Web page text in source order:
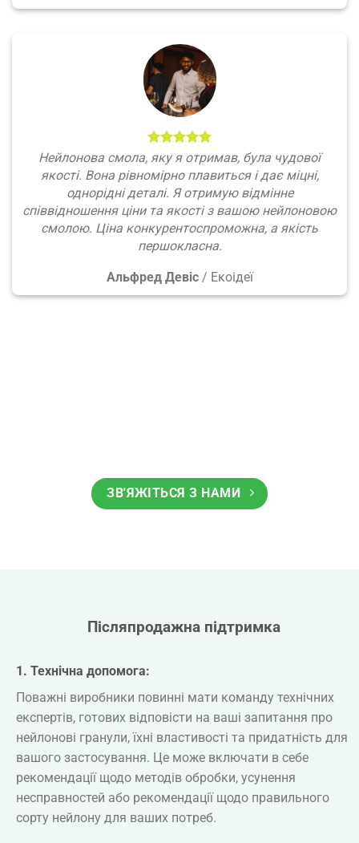
Нейлонова смола, яку я отримав, була чудової
якості. Вона рівномірно плавиться і дає міцні,
однорідні деталі. Я отримую відмінне
співвідношення ціни та якості з вашою нейлоновою
смолою. Ціна конкурентоспроможна, а якість
першокласна.
Альфред Девіс / Екоідеї
ЗВ'ЯЖІТЬСЯ З НАМИ
Післяпродажна підтримка
1. Технічна допомога:
Поважні виробники повинні мати команду технічних
експертів, готових відповісти на ваші запитання про
нейлонові гранули, їхні властивості та придатність для
вашого застосування. Це може включати в себе
рекомендації щодо методів обробки, усунення
несправностей або рекомендації щодо правильного
сорту нейлону для ваших потреб.